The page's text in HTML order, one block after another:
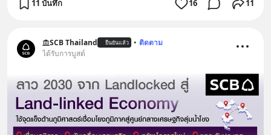
11 บันทึก 16 11
SCB Thailand ยืนยันแล้ว • ติดตาม
ได้รับการบูสต์